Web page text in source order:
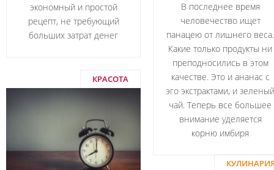
экономный и простой
рецепт, не требующий
больших затрат денег
В последнее время
человечество ищет
панацею от лишнего веса.
Какие только продукты ни
преподносились в этом
качестве. Это и ананас с
эго экстрактами, и зеленый
чай. Теперь все большее
внимание уделяется
корню имбиря
КРАСОТА